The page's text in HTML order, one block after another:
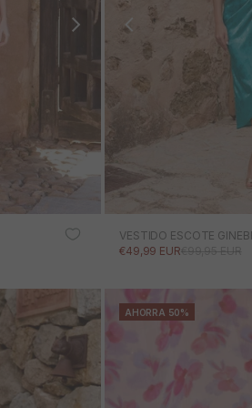
VESTIDO ESCOTE
PRECIO DE OFERTA
€49,99 EURPRECIO
€99,95 EUR
AHORRA 50%